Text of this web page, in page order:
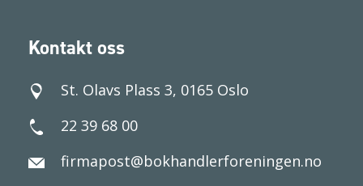
Kontakt oss
St. Olavs Plass 3, 0165 Oslo
22 39 68 00
firmapost@bokhandlerforeningen.no